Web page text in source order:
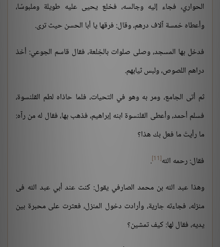
الحواري، فجاء إليه وجالسه، فخلع يحيى عليه طويلة وملبوسًا،
وأعطاه خمسة آلاف درهم، وقال: فرقها يا أبا الحسن حيث ترى.
فدخل بها المسجد، وصلى صلوات بالخِلعة، فقال قاسم الجوعي: أخذ
دراهم اللصوص، ولبس ثيابهم.
ثم أتى الجامع، ومر به وهو في التحيات، فلما حاذاه لطم القلنسوة،
فسلم أحمد، وأعطى القلنسوة ابنه إبراهيم، فذهب بها، فقال له من رآه:
ما رأيتَ ما فعل بك هذا؟
فقال: رحمه الله[11]
.
وهذا عبد الله بن محمد الصارفي يقول: كنت عند أبي عبد الله فى
منزله، فجاءته جارية، وأرادت دخول المنزل، فعثرت على محبرة بين
يديه، فقال لها: كيف تمشين؟